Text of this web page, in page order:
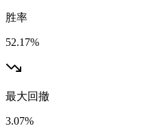
胜率
52.17%
最大回撤
3.07%